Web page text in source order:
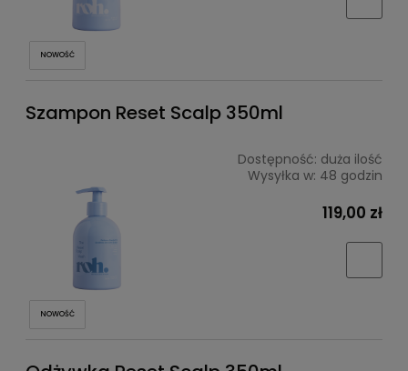
NOWOŚĆ
Szampon Reset Scalp 350ml
Dostępność: duża ilość
Wysyłka w: 48 godzin
119,00 zł
NOWOŚĆ